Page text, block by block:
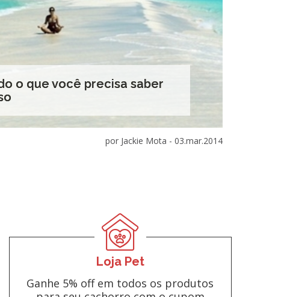
o que você precisa saber
por Jackie Mota - 03.mar.2014
Loja Pet
Ganhe 5% off em todos os produtos